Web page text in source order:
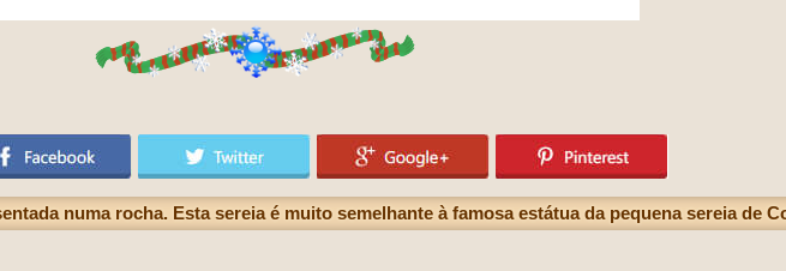
numa rocha. Esta sereia é muito semelhante à famosa estátua da pequena sereia de